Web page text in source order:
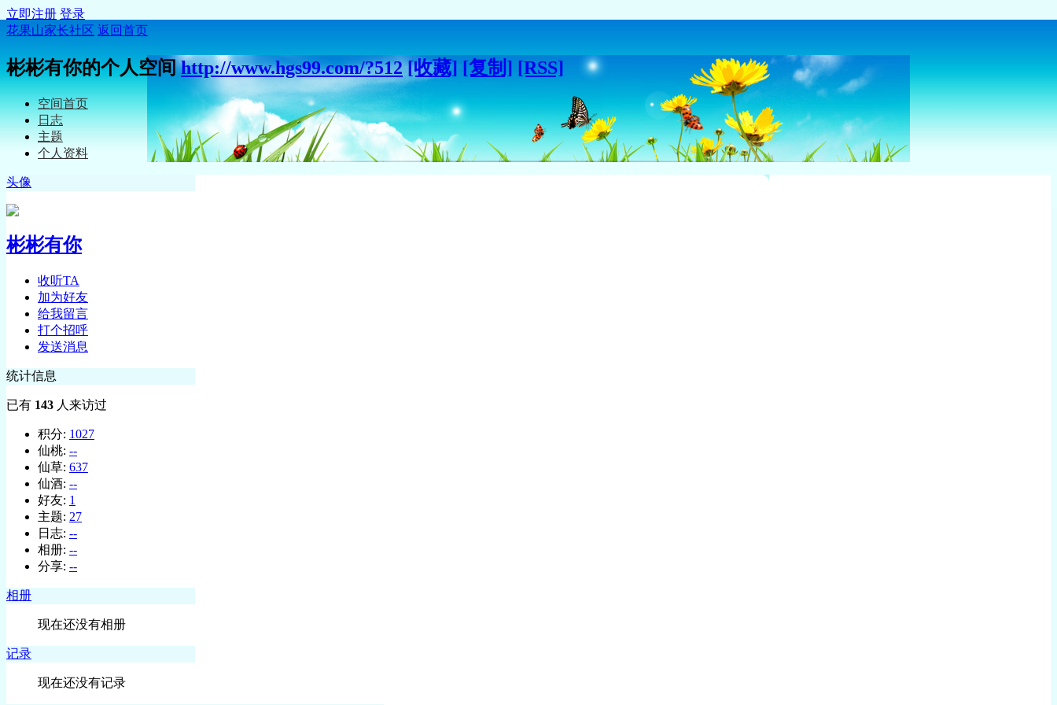
立即注册 登录
花果山家长社区 返回首页
彬彬有你的个人空间 http://www.hgs99.com/?512 [收藏] [复制] [RSS]
空间首页
日志
主题
个人资料
头像
彬彬有你
收听TA
加为好友
给我留言
打个招呼
发送消息
统计信息
已有 143 人来访过
积分: 1027
仙桃: --
仙草: 637
仙酒: --
好友: 1
主题: 27
日志: --
相册: --
分享: --
相册
现在还没有相册
记录
现在还没有记录